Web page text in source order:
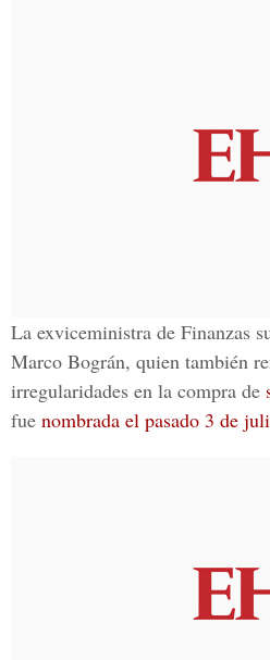
La exviceministra de Finanzas
Marco Bográn, quien también
irregularidades en la compra de
fue nombrada el pasado 3 de